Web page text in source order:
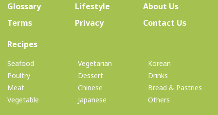
Glossary Lifestyle About Us(current)
Terms
Privacy
Contact Us
Recipes(current)
Seafood
Poultry
Meat
Vegetable
Vegetarian
Dessert
Chinese
Japanese
Korean
Drinks
Bread & Pastries
Others